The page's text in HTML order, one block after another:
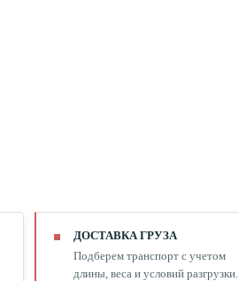
ДОСТАВКА ГРУЗА
Подберем транспорт с учетом
длины, веса и условий разгрузки.